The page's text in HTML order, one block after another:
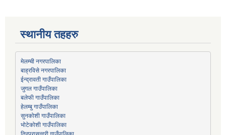
स्थानीय तहहरु
मेलम्ची नगरपालिका
बाह्रविसे नगरपालिका
ईन्द्रावती गाउँपालिका
जुगल गाउँपालिका
बलेफी गाउँपालिका
हेलम्बु गाउँपालिका
सुनकोशी गाउँपालिका
भोटेकोशी गाउँपालिका
त्रिपुरासुन्दरी गाउँपालिका